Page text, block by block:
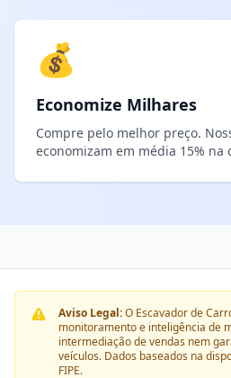
💰
Economize Milhares
Compre pelo melhor preço.
economizam em média 15% na
Aviso Legal:O Escavador de
monitoramento e inteligência de
intermediação de vendas nem
veículos. Dados baseados na
FIPE.